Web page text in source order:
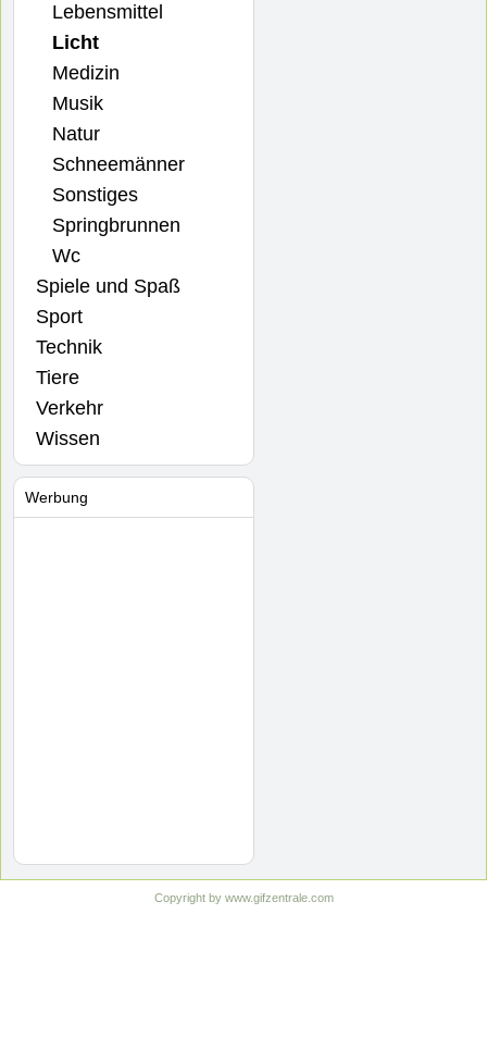
Lebensmittel
Licht
Medizin
Musik
Natur
Schneemänner
Sonstiges
Springbrunnen
Wc
Spiele und Spaß
Sport
Technik
Tiere
Verkehr
Wissen
Werbung
Copyright by www.gifzentrale.com